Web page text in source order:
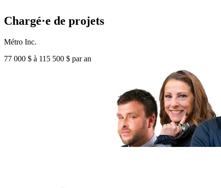
Chargé·e de projets
Métro Inc.
77 000 $ à 115 500 $ par an